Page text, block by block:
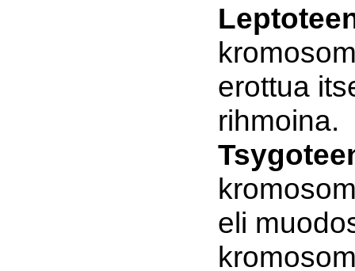
erottua
rihmoina.
eli